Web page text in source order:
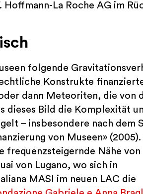
La Roche AG im
folgende
Konstrukte
dann Meteoriten, die von
dieses Bild die Komplexität
– insbesondere nach dem
von Museen»
frequenzsteigernde Nähe von
von Lugano, wo sich in
MASI im neuen LAC die